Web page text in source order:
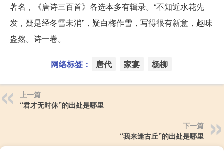
著名，《唐诗三百首》各选本多有辑录。“不知近水花先
发，疑是经冬雪未消”，疑白梅作雪，写得很有新意，趣味
盎然。诗一卷。
网络标签： 唐代 家宴 杨柳
上一篇
“君才无时休”的出处是哪里
下一篇
“我来逢古丘”的出处是哪里